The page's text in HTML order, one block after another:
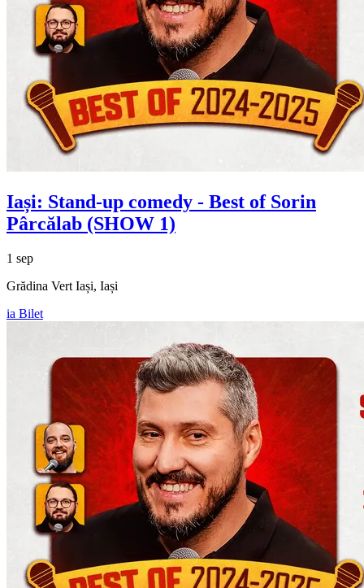
Iași: Stand-up comedy - Best of Sorin
Pârcălab (SHOW 1)
1 sep
Grădina Vert Iași, Iași
ia Bilet